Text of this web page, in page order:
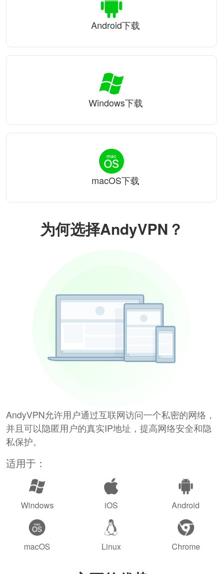
为何选择AndyVPN？
AndyVPN允许用户通过互联网访问一个私密的网络，
并且可以隐匿用户的真实IP地址，提高网络安全和隐
私保护。
适用于：
Windows iOS Android
macOS Linux Chrome
Android下载
Windows下载
macOS下载